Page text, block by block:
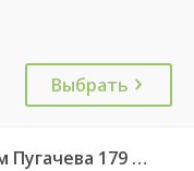
Выбрать
Саратов АВ Центральный ул им Пугачева 179 А — Балашов (Привокзальная площадь 7) 603-1